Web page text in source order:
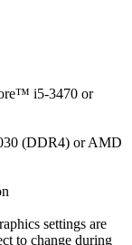
i5-3470 or
(DDR4) or AMD
settings are
to change during